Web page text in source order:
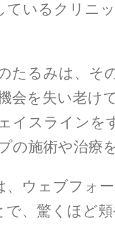
いるクリニッ
たるみは、そ
会を失い老け
イスラインを
の施術や治療
ウェブフォ
、驚くほど